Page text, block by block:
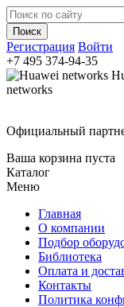
Регистрация Войти
+7 495 374-94-35
networks
Официальный
Ваша корзина пуста
Каталог
Меню
Главная
О компании
Подбор
Библиотека
Оплата и
Контакты
Политика